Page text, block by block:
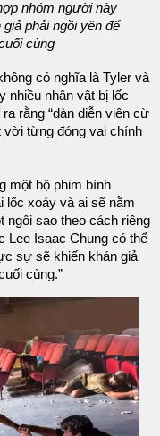
nhóm người này
phải ngồi yên để
cùng
có nghĩa là Tyler và
nhiều nhân vật bị lốc
rằng “dàn diễn viên cừ
vời từng đóng vai chính
một bộ phim bình
lốc xoáy và ai sẽ nằm
ngôi sao theo cách riêng
Lee Isaac Chung có thể
sự sẽ khiến khán giả
cùng.”